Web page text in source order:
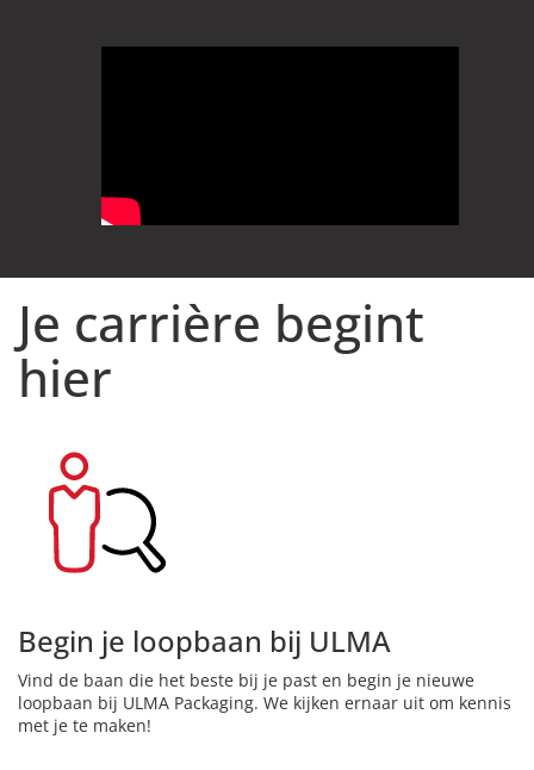
Je carrière begint
hier
Begin je loopbaan bij ULMA
Vind de baan die het beste bij je past en begin je nieuwe
loopbaan bij ULMA Packaging. We kijken ernaar uit om kennis
met je te maken!